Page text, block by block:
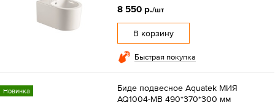
8 550 р./шт
В корзину
Быстрая покупка
Новинка
Биде подвесное Aquatek МИЯ
AQ1004-MB 490*370*300 мм